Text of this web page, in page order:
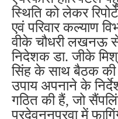
स्थिति को लेकर
एवं परिवार कल्याण
वीके चौधरी लखनऊ
निदेशक डा. जीके
सिंह के साथ बैठक
उपाय अपनाने के
गठित की हैं, जो
परदेवननपुरवा में